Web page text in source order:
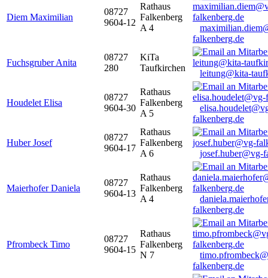
Diem Maximilian
08727
9604-12
Rathaus
Falkenberg
A 4
falkenberg.de
Fuchsgruber Anita
08727
280
KiTa
Taufkirchen
leitung@kita-
Houdelet Elisa
08727
9604-30
Rathaus
Falkenberg
A 5
falkenberg.de
Huber Josef
08727
9604-17
Rathaus
Falkenberg
A 6
josef.huber@vg-
Maierhofer Daniela
08727
9604-13
Rathaus
Falkenberg
A 4
falkenberg.de
Pfrombeck Timo
08727
9604-15
Rathaus
Falkenberg
N 7
falkenberg.de